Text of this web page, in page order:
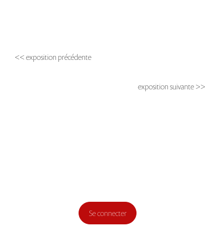
<< exposition précédente
exposition suivante >>
Se connecter